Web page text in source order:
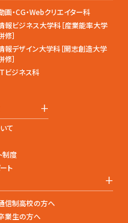
画・CG・Webクリエイター科
報ビジネス大学科［産業能率大学
修］
報デザイン大学科［開志創造大学
修］
ビジネス科
+
て
制度
ト
+
信制高校の方へ
業生の方へ